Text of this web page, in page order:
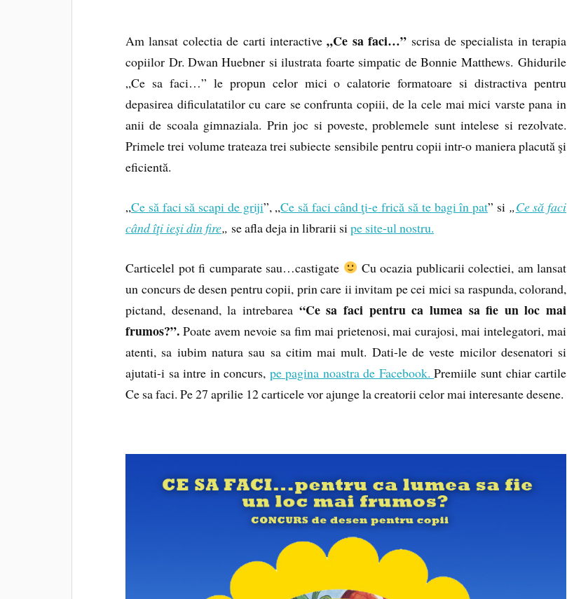
Am lansat colectia de carti interactive„Ce sa faci…” scrisa de specialista in terapia
copiilor Dr. Dwan Huebner si ilustrata foarte simpatic de Bonnie Matthews. Ghidurile
„Ce sa faci…” le propun celor mici o calatorie formatoare si distractiva pentru
depasirea dificulatatilor cu care se confrunta copiii, de la cele mai mici varste pana in
anii de scoala gimnaziala. Prin joc si poveste, problemele sunt intelese si rezolvate.
Primele trei volume trateaza trei subiecte sensibile pentru copii intr-o maniera placută şi
eficientă.
„Ce să faci să scapi de griji”, „Ce să faci când ţi-e frică să te bagi în pat” si „Ce să faci
când îţi ieşi din fire„ se afla deja in librarii sipe site-ul nostru.
Carticelel pot fi cumparate sau…castigate
Cu ocazia publicarii colectiei, am lansat
un concurs de desen pentru copii, prin care ii invitam pe cei mici sa raspunda, colorand,
pictand, desenand, la intrebarea “Ce sa faci pentru ca lumea sa fie un loc mai
frumos?”. Poate avem nevoie sa fim mai prietenosi, mai curajosi, mai intelegatori, mai
atenti, sa iubim natura sau sa citim mai mult. Dati-le de veste micilor desenatori si
ajutati-i sa intre in concurs, pe pagina noastra de Facebook.Premiile sunt chiar cartile
Ce sa faci. Pe 27 aprilie 12 carticele vor ajunge la creatorii celor mai interesante desene.